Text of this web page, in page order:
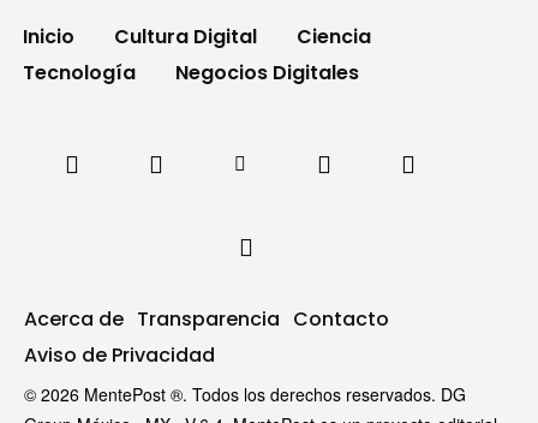
Inicio Cultura Digital
Ciencia
Tecnología
Negocios Digitales
Acerca de Transparencia Contacto
Aviso de Privacidad
© 2026 MentePost ®. Todos los derechos reservados. DG